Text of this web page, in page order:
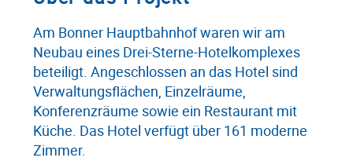
Am Bonner Hauptbahnhof waren wir am
Neubau eines Drei-Sterne-Hotelkomplexes
beteiligt. Angeschlossen an das Hotel sind
Verwaltungsflächen, Einzelräume,
Konferenzräume sowie ein Restaurant mit
Küche. Das Hotel verfügt über 161 moderne
Zimmer.